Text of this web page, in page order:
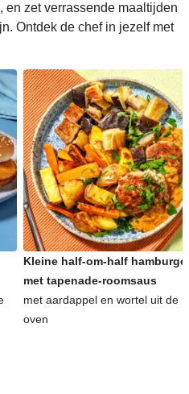
voor avondeten
voor avondeten
voor avondeten
voor avondeten
voor avondeten
en zet verrassende maaltijden
Ontdek de chef in jezelf met
Kleine half-om-half
met tapenade-roomsaus
met aardappel en wortel uit de
oven